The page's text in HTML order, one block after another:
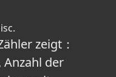
zeigt：
der